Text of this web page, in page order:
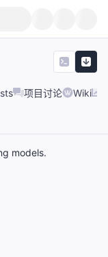
项目讨论 Wiki
models.